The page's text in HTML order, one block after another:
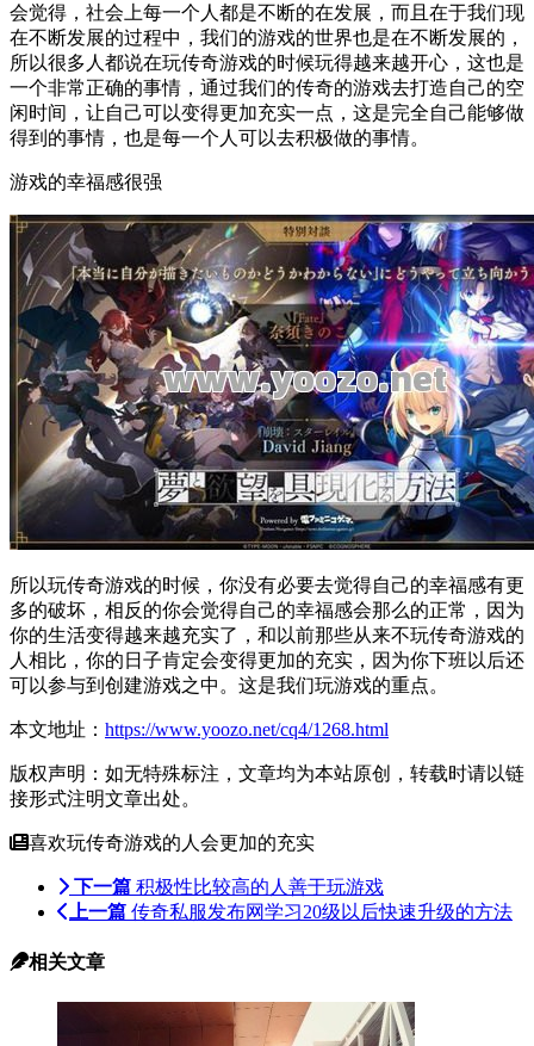
会觉得，社会上每一个人都是不断的在发展，而且在于我们现
在不断发展的过程中，我们的游戏的世界也是在不断发展的，
所以很多人都说在玩传奇游戏的时候玩得越来越开心，这也是
一个非常正确的事情，通过我们的传奇的游戏去打造自己的空
闲时间，让自己可以变得更加充实一点，这是完全自己能够做
得到的事情，也是每一个人可以去积极做的事情。
游戏的幸福感很强
所以玩传奇游戏的时候，你没有必要去觉得自己的幸福感有更
多的破坏，相反的你会觉得自己的幸福感会那么的正常，因为
你的生活变得越来越充实了，和以前那些从来不玩传奇游戏的
人相比，你的日子肯定会变得更加的充实，因为你下班以后还
可以参与到创建游戏之中。这是我们玩游戏的重点。
本文地址： https://www.yoozo.net/cq4/1268.html
版权声明：如无特殊标注，文章均为本站原创，转载时请以链
接形式注明文章出处。
喜欢玩传奇游戏的人会更加的充实
下一篇 积极性比较高的人善于玩游戏
上一篇 传奇私服发布网学习20级以后快速升级的方法
相关文章